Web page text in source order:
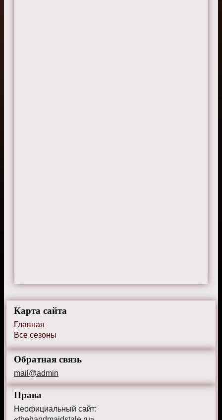
Карта сайта
Главная
Все сезоны
Обратная связь
mail@admin
Права
Неофициальный сайт: